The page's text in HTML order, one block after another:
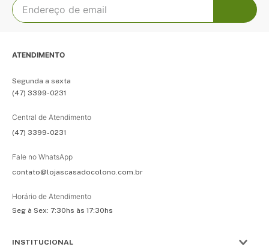
ATENDIMENTO
Segunda a sexta
(47) 3399-0231
Central de Atendimento
(47) 3399-0231
Fale no WhatsApp
contato@lojascasadocolono.com.br
Horário de Atendimento
Seg à Sex: 7:30hs às 17:30hs
INSTITUCIONAL